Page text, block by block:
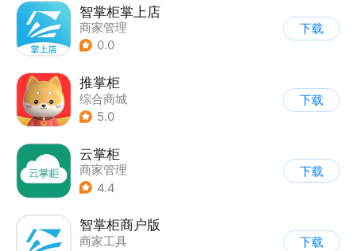
智掌柜掌上店
商家管理
0.0
下载
推掌柜
综合商城
5.0
下载
云掌柜
商家管理
4.4
下载
智掌柜商户版
商家工具
下载